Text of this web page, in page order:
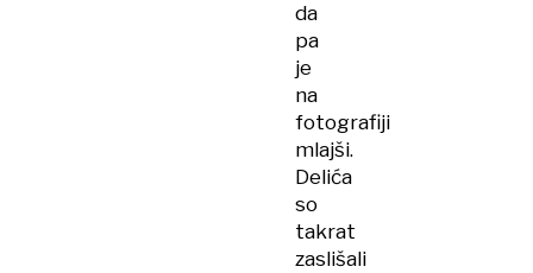
da
pa
je
na
fotografiji
mlajši.
Delića
so
takrat
zaslišali